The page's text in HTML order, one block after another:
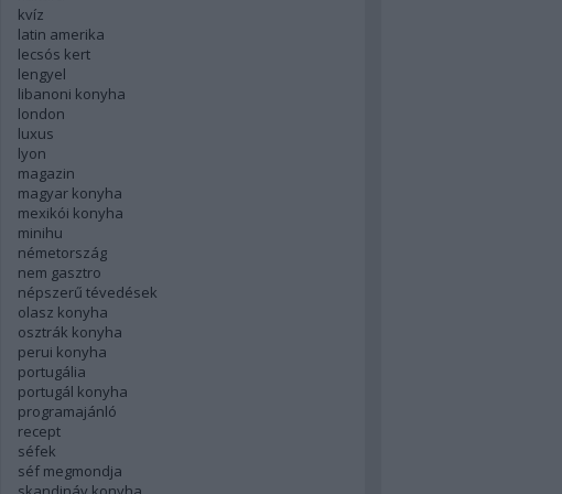
kvíz
latin amerika
lecsós kert
lengyel
libanoni konyha
london
luxus
lyon
magazin
magyar konyha
mexikói konyha
minihu
németország
nem gasztro
népszerű tévedések
olasz konyha
osztrák konyha
perui konyha
portugália
portugál konyha
programajánló
recept
séfek
séf megmondja